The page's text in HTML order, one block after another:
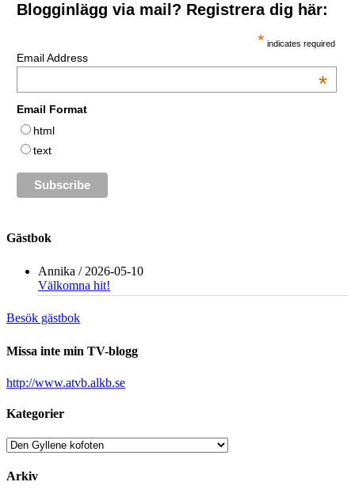
Blogginlägg via mail? Registrera dig här:
* indicates required
Email Address
*
Email Format
html
text
Gästbok
Annika / 2026-05-10
Välkomna hit!
Besök gästbok
Missa inte min TV-blogg
http://www.atvb.alkb.se
Kategorier
Kategorier
Arkiv